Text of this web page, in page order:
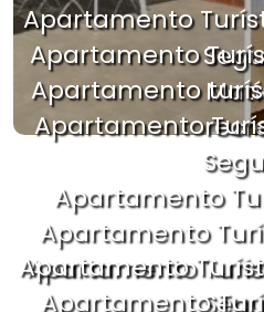
Apartamento
Apartamento
Apartamento
Apartamento
Apartamento
Apartamento
Apartamento
Apartamento
Apartamento